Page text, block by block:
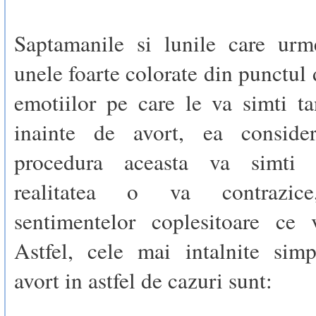
Saptamanile si lunile care
unele foarte colorate din punctul
emotiilor pe care le va simti
inainte de avort, ea
procedura aceasta va simti
realitatea o va
sentimentelor coplesitoare ce
Astfel, cele mai intalnite
avort in astfel de cazuri sunt: